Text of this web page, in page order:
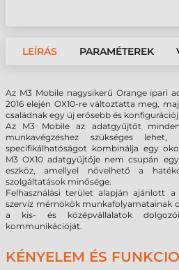
LEÍRÁS PARAMÉTEREK
Az M3 Mobile nagysikerű Orange ipari
2016 elején OX10-re változtatta meg,
családnak egy új erősebb és
Az M3 Mobile az adatgyűjtőt
munkavégzéshez szükséges
specifikálhatóságot kombinálja egy
M3 OX10 adatgyűjtője nem csupán
eszköz, amellyel növelhető a
szolgáltatások minősége.
Felhasználási terület alapján ajánlott
szerviz mérnökök munkafolyamatainak
a kis- és középvállalatok
kommunikációját.
KÉNYELEM ÉS